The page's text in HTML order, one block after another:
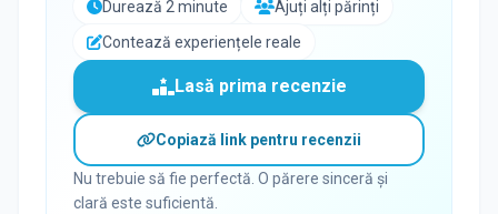
Durează 2 minute
Ajuți alți părinți
Contează experiențele reale
Lasă prima recenzie
Copiază link pentru recenzii
Nu trebuie să fie perfectă. O părere sinceră și
clară este suficientă.